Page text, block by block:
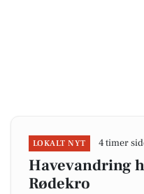
LOKALT NYT 4 timer
Havevandring
Rødekro